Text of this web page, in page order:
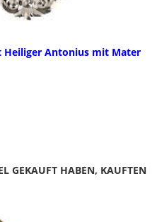
Heiliger Antonius mit Mater
GEKAUFT HABEN, KAUFTEN